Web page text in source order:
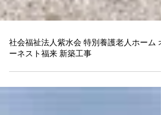
社会福祉法人紫水会 特別養護老人ホーム
ーネスト福来 新築工事